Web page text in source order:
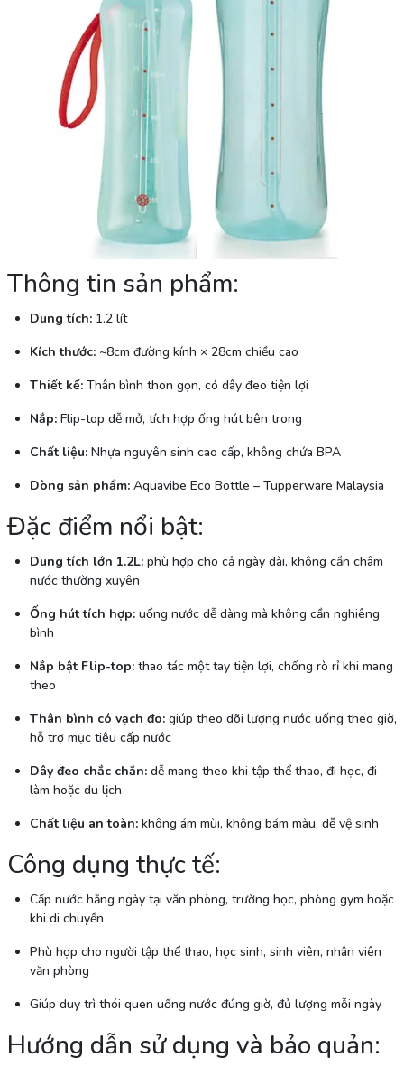
Thông tin sản phẩm:
Dung tích:1.2 lít
Kích thước:~8cm đường kính × 28cm chiều cao
Thiết kế:Thân bình thon gọn, có dây đeo tiện lợi
Nắp:Flip-top dễ mở, tích hợp ống hút bên trong
Chất liệu:Nhựa nguyên sinh cao cấp, không chứa BPA
Dòng sản phẩm:Aquavibe Eco Bottle – Tupperware Malaysia
Đặc điểm nổi bật:
Dung tích lớn 1.2L:phù hợp cho cả ngày dài, không cần châm
nước thường xuyên
Ống hút tích hợp:uống nước dễ dàng mà không cần nghiêng
bình
Nắp bật Flip-top:thao tác một tay tiện lợi, chống rò rỉ khi mang
theo
Thân bình có vạch đo:giúp theo dõi lượng nước uống theo giờ,
hỗ trợ mục tiêu cấp nước
Dây đeo chắc chắn:dễ mang theo khi tập thể thao, đi học, đi
làm hoặc du lịch
Chất liệu an toàn:không ám mùi, không bám màu, dễ vệ sinh
Công dụng thực tế:
Cấp nước hằng ngày tại văn phòng, trường học, phòng gym hoặc
khi di chuyển
Phù hợp cho người tập thể thao, học sinh, sinh viên, nhân viên
văn phòng
Giúp duy trì thói quen uống nước đúng giờ, đủ lượng mỗi ngày
Hướng dẫn sử dụng và bảo quản: